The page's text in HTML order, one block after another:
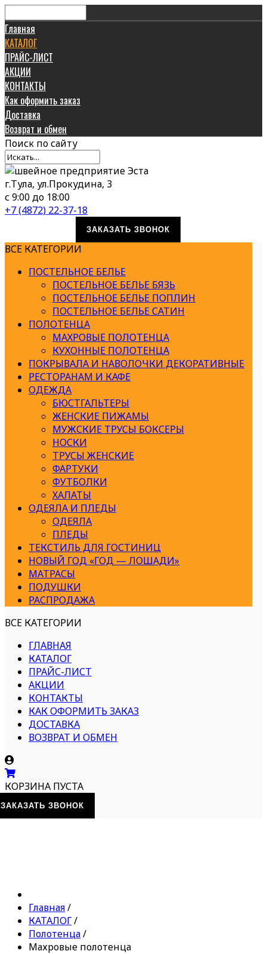
Главная
КАТАЛОГ
ПРАЙС-ЛИСТ
АКЦИИ
КОНТАКТЫ
Как оформить заказ
Доставка
Возврат и обмен
Поиск по сайту
г.Тула, ул.Прокудина, 3
с 9:00 до 18:00
+7 (4872) 22-37-18
ЗАКАЗАТЬ ЗВОНОК
ВСЕ КАТЕГОРИИ
ПОСТЕЛЬНОЕ БЕЛЬЕ
ПОСТЕЛЬНОЕ БЕЛЬЕ БЯЗЬ
ПОСТЕЛЬНОЕ БЕЛЬЕ ПОПЛИН
ПОСТЕЛЬНОЕ БЕЛЬЕ САТИН
ПОЛОТЕНЦА
МАХРОВЫЕ ПОЛОТЕНЦА
КУХОННЫЕ ПОЛОТЕНЦА
ПОКРЫВАЛА И НАВОЛОЧКИ ДЕКОРАТИВНЫЕ
РЕСТОРАНАМ И КАФЕ
ОДЕЖДА
БЮСТГАЛЬТЕРЫ
ЖЕНСКИЕ ПИЖАМЫ
МУЖСКИЕ ТРУСЫ БОКСЕРЫ
НОСКИ
ТРУСЫ ЖЕНСКИЕ
ФАРТУКИ
ФУТБОЛКИ
ХАЛАТЫ
ОДЕЯЛА И ПЛЕДЫ
ОДЕЯЛА
ПЛЕДЫ
ТЕКСТИЛЬ ДЛЯ ГОСТИНИЦ
НОВЫЙ ГОД «ГОД — ЛОШАДИ»
МАТРАСЫ
ПОДУШКИ
РАСПРОДАЖА
ВСЕ КАТЕГОРИИ
ГЛАВНАЯ
КАТАЛОГ
ПРАЙС-ЛИСТ
АКЦИИ
КОНТАКТЫ
КАК ОФОРМИТЬ ЗАКАЗ
ДОСТАВКА
ВОЗВРАТ И ОБМЕН
КОРЗИНА ПУСТА
ЗАКАЗАТЬ ЗВОНОК
Главная/
КАТАЛОГ/
Полотенца/
Махровые полотенца